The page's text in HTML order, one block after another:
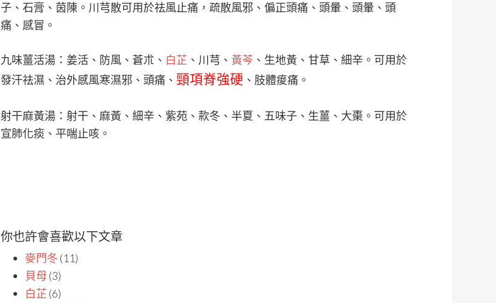
子、石膏、茵陳。川芎散可用於祛風止痛，疏散風邪、偏正頭痛、頭暈、頭暈、頭
痛、感冒。
九味薑活湯：姜活、防風、蒼朮、 白芷 、川芎、 黃芩 、生地黃、甘草、細辛。可用於
發汗祛濕、治外感風寒濕邪、頭痛、 頸項脊強硬 、肢體痠痛。
射干麻黃湯：射干、麻黃、細辛、紫苑、款冬、半夏、五味子、生薑、大棗。可用於
宣肺化痰、平喘止咳。
你也許會喜歡以下文章
麥門冬 (11)
貝母 (3)
白芷 (6)